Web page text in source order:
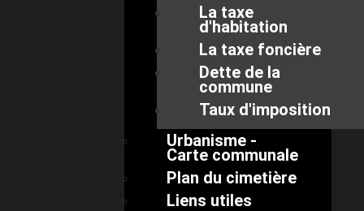
La taxe
d'habitation
La taxe foncière
Dette de la
commune
Taux d'imposition
Urbanisme -
Carte communale
Plan du cimetière
Liens utiles